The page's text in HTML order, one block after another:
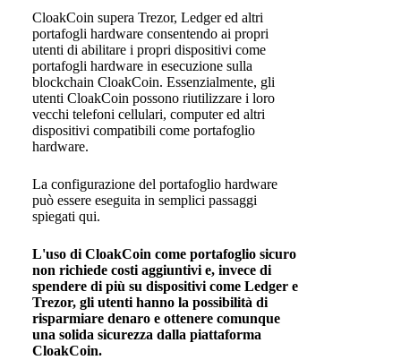
CloakCoin supera Trezor, Ledger ed altri
portafogli hardware consentendo ai propri
utenti di abilitare i propri dispositivi come
portafogli hardware in esecuzione sulla
blockchain CloakCoin. Essenzialmente, gli
utenti CloakCoin possono riutilizzare i loro
vecchi telefoni cellulari, computer ed altri
dispositivi compatibili come portafoglio
hardware.
La configurazione del portafoglio hardware
può essere eseguita in semplici passaggi
spiegati qui.
L'uso di CloakCoin come portafoglio sicuro
non richiede costi aggiuntivi e, invece di
spendere di più su dispositivi come Ledger e
Trezor, gli utenti hanno la possibilità di
risparmiare denaro e ottenere comunque
una solida sicurezza dalla piattaforma
CloakCoin.